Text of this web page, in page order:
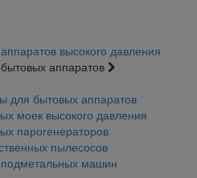
высокого давления
аппаратов
для бытовых аппаратов
моек высокого давления
парогенераторов
пылесосов
машин